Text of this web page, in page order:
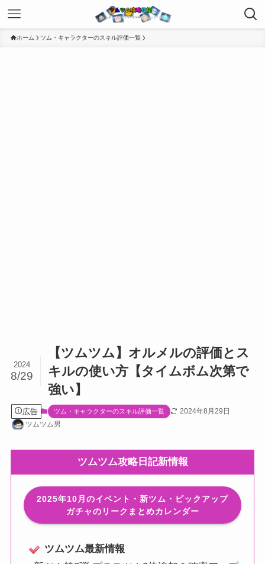
ホーム ツム・キャラクターのスキル評価一覧
【ツムツム】オルメルの評価とス
キルの使い方【タイムボム次第で
強い】
2024
8/29
広告 ツム・キャラクターのスキル評価一覧
2024年8月29日
ツムツム男
ツムツム攻略日記新情報
2025年10月のイベント・新ツム・ピックアップ
ガチャのリークまとめカレンダー
ツムツム最新情報